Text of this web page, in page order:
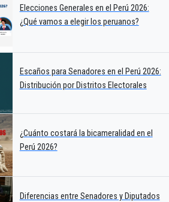
Elecciones Generales en el Perú 2026:
¿Qué vamos a elegir los peruanos?
Escaños para Senadores en el Perú 2026:
Distribución por Distritos Electorales
¿Cuánto costará la bicameralidad en el
Perú 2026?
Diferencias entre Senadores y Diputados